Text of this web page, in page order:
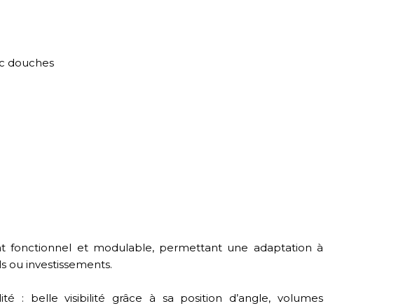
douches
fonctionnel et modulable, permettant une adaptation à
ou investissements.
: belle visibilité grâce à sa position d’angle, volumes